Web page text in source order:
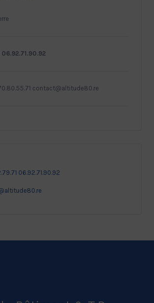
06.92.71.90.92
contact@altitude80.re
06.92.71.90.92